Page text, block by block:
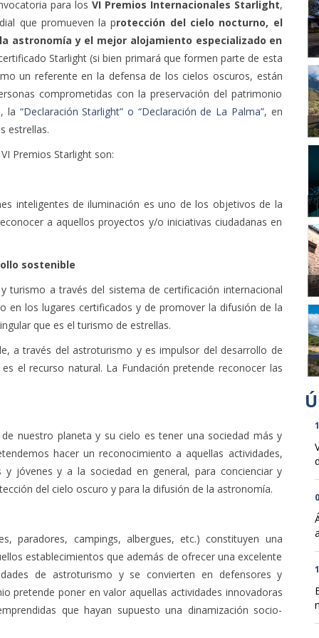
para los VI Premios Internacionales Starlight,
que promueven la protección del cielo nocturno, el
astronomía y el mejor alojamiento especializado en
Starlight (si bien primará que formen parte de esta
un referente en la defensa de los cielos oscuros, están
comprometidas con la preservación del patrimonio
la “Declaración Starlight” o “Declaración de La Palma”, en
estrellas.
Premios Starlight son:
inteligentes de iluminación es uno de los objetivos de la
a aquellos proyectos y/o iniciativas ciudadanas en
sostenible
turismo a través del sistema de certificación internacional
en los lugares certificados y de promover la difusión de la
que es el turismo de estrellas.
a través del astroturismo y es impulsor del desarrollo de
el recurso natural. La Fundación pretende reconocer las
nuestro planeta y su cielo es tener una sociedad más y
hacer un reconocimiento a aquellas actividades,
jóvenes y a la sociedad en general, para concienciar y
del cielo oscuro y para la difusión de la astronomía.
paradores, campings, albergues, etc.) constituyen una
establecimientos que además de ofrecer una excelente
de astroturismo y se convierten en defensores y
pretende poner en valor aquellas actividades innovadoras
que hayan supuesto una dinamización socio-